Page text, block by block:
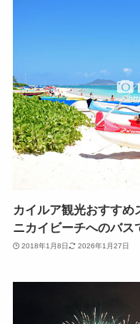
カイルア観光おすすめ
ニカイビーチへのバス
2018年1月8日 2026年1月27日